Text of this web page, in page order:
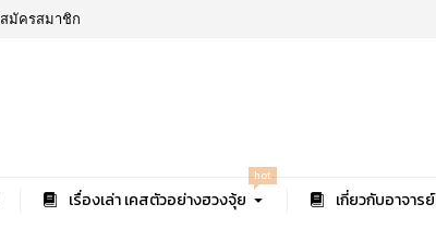
สมัครสมาชิก
เรื่องเล่า เคสตัวอย่างฮวงจุ้ย
hot
เกี่ยวกับอาจาร